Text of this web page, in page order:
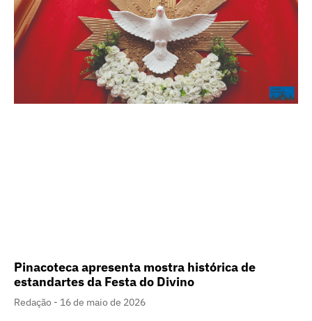
Pinacoteca apresenta mostra histórica de
estandartes da Festa do Divino
Redação
16 de maio de 2026